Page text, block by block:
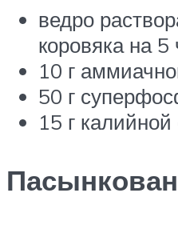
ведро
коровяка на
10 г
50 г
15 г калийной